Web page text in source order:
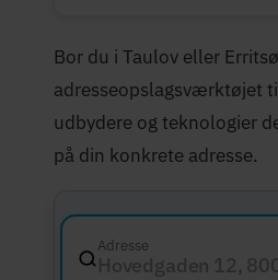
Bor du i Taulov eller
adresseopslagsværktøjet
udbydere og teknologier
på din konkrete adresse.
Adresse
Hovedgaden 12,